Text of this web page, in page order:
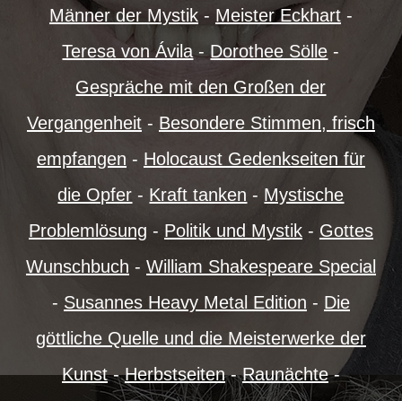
Männer der Mystik- Meister Eckhart-
Teresa von Ávila-Dorothee Sölle -
Gespräche mit den Großen der
Vergangenheit- Besondere Stimmen, frisch
empfangen - Holocaust Gedenkseiten für
die Opfer - Kraft tanken - Mystische
Problemlösung - Politik und Mystik- Gottes
Wunschbuch - William Shakespeare Special
- Susannes Heavy Metal Edition - Die
göttliche Quelle und die Meisterwerke der
Kunst-Herbstseiten-Raunächte-